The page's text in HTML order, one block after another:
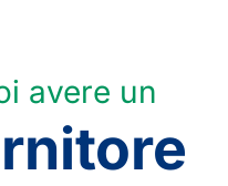
avere un